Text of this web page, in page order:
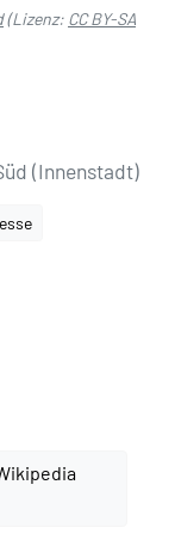
(Lizenz: CC BY-SA
(Innenstadt)